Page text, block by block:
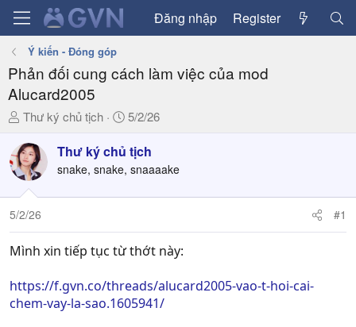
Đăng nhập Register
Ý kiến - Đóng góp
Phản đối cung cách làm việc của mod
Alucard2005
T
r
e
a
d
s
t
a
t
e
Thư ký chủ tịch
N
à
y
ử
5/2/26
Thư ký chủ tịch
snake, snake, snaaaake
5/2/26 #1
Mình xin tiếp tục từ thớt này:
https://f.gvn.co/threads/alucard2005-vao-t-hoi-cai-
chem-vay-la-sao.1605941/